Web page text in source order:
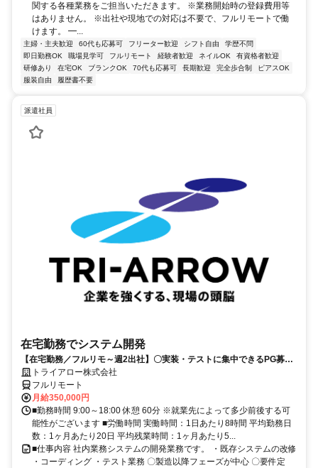
関する各種業務をご担当いただきます。 ※業務開始時の登録費用等
はありません。 ※出社や現地での対応は不要で、フルリモートで働
けます。 ━...
主婦・主夫歓迎 60代も応募可 フリーター歓迎 シフト自由
学歴不問
即日勤務OK
職場見学可 フルリモート 経験者歓迎 ネイルOK
有資格者歓迎
研修あり
在宅OK ブランクOK 70代も応募可 長期歓迎 完全歩合制
ピアスOK
服装自由
履歴書不要
派遣社員
在宅勤務でシステム開発
【在宅勤務／フルリモ～週2出社】〇実装・テストに集中できるPG募集
〇業務用端末貸与あり
トライアロー株式会社
フルリモート
月給350,000円
■勤務時間 9:00～18:00 休憩 60分 ※就業先によって多少前後する可
能性がございます ■労働時間 実働時間：1日あたり8時間 平均勤務日
数：1ヶ月あたり20日 平均残業時間：1ヶ月あたり5...
■仕事内容 社内業務システムの開発業務です。 ・既存システムの改修
・コーディング ・テスト業務 〇製造以降フェーズが中心 〇要件定